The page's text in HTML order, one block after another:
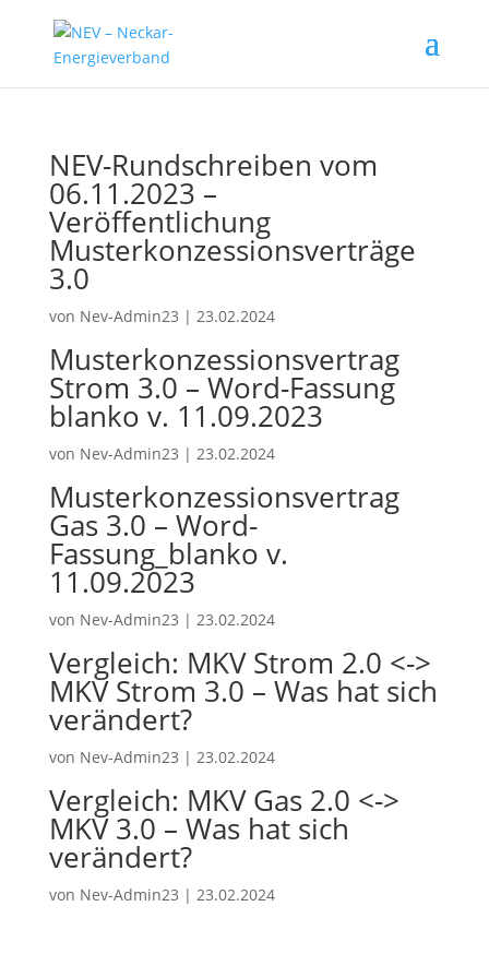
NEV-Rundschreiben vom
06.11.2023 –
Veröffentlichung
Musterkonzessionsverträge
3.0
von Nev-Admin23 | 23.02.2024
Musterkonzessionsvertrag
Strom 3.0 – Word-Fassung
blanko v. 11.09.2023
von Nev-Admin23 | 23.02.2024
Musterkonzessionsvertrag
Gas 3.0 – Word-
Fassung_blanko v.
11.09.2023
von Nev-Admin23 | 23.02.2024
Vergleich: MKV Strom 2.0 <->
MKV Strom 3.0 – Was hat sich
verändert?
von Nev-Admin23 | 23.02.2024
Vergleich: MKV Gas 2.0 <->
MKV 3.0 – Was hat sich
verändert?
von Nev-Admin23 | 23.02.2024